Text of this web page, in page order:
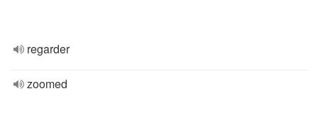
regarder
zoomed